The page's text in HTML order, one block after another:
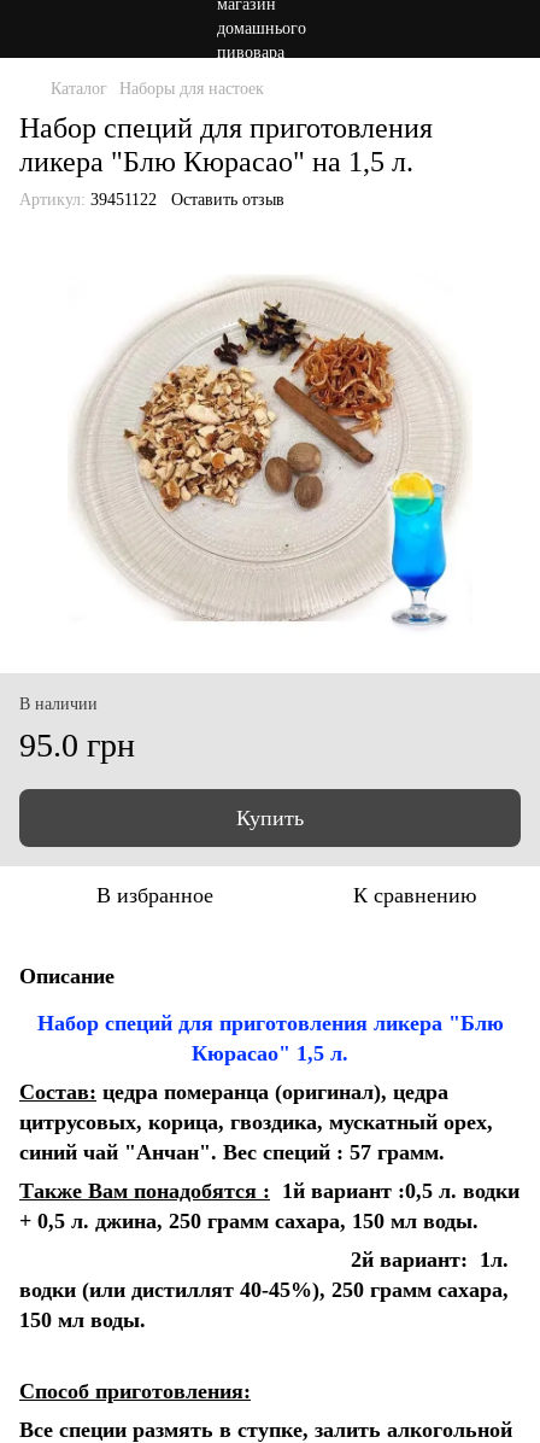
Каталог Наборы для настоек
Набор специй для приготовления
ликера "Блю Кюрасао" на 1,5 л.
Артикул: 39451122 Оставить отзыв
В наличии
95.0 грн
Купить
В избранное К сравнению
Описание
Набор специй для приготовления ликера "Блю
Кюрасао" 1,5 л.
Состав: цедра померанца (оригинал), цедра
цитрусовых, корица, гвоздика, мускатный орех,
синий чай "Анчан". Вес специй : 57 грамм.
Также Вам понадобятся : 1й вариант :0,5 л. водки
+ 0,5 л. джина, 250 грамм сахара, 150 мл воды.
2й вариант: 1л.
водки (или дистиллят 40-45%), 250 грамм сахара,
150 мл воды.
Способ приготовления:
Все специи размять в ступке, залить алкогольной